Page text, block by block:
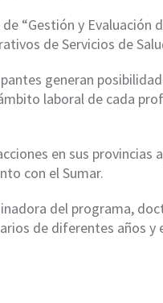
“Gestión y Evaluación
de Servicios de
generan
laboral de cada
en sus provincias
con el Sumar.
del programa,
de diferentes años y